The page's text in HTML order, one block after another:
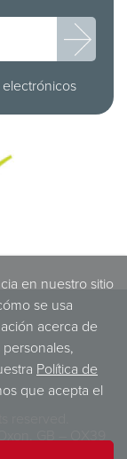
reserved.
en nuestro sitio
se usa
acerca de
Política de
que acepta el